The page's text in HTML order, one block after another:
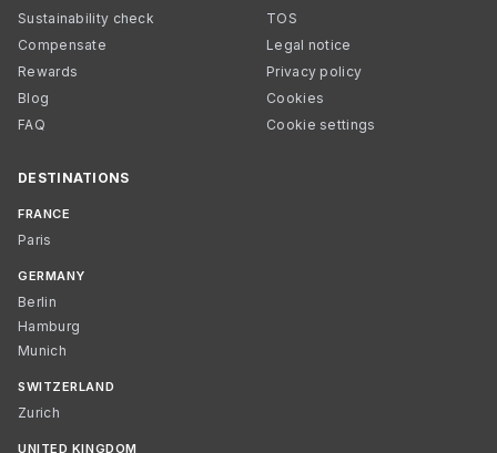
Sustainability check
Compensate
Rewards
Blog
FAQ
TOS
Legal notice
Privacy policy
Cookies
Cookie settings
DESTINATIONS
FRANCE
Paris
GERMANY
Berlin
Hamburg
Munich
SWITZERLAND
Zurich
UNITED KINGDOM